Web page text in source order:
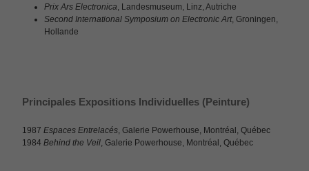
Prix Ars Electronica, Landesmuseum, Linz, Autriche
Second International Symposium on Electronic Art, Groningen,
Hollande
Principales Expositions Individuelles (Peinture)
1987 Espaces Entrelacés, Galerie Powerhouse, Montréal, Québec
1984 Behind the Veil, Galerie Powerhouse, Montréal, Québec